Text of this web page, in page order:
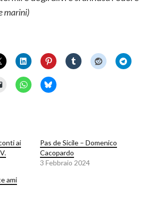
marini)
ai
Pas de Sicile – Domenico
Cacopardo
3 Febbraio 2024
ami